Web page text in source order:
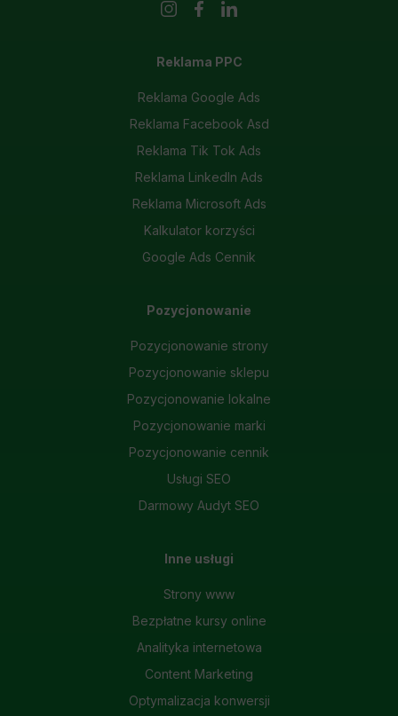
Reklama PPC
Reklama Google Ads
Reklama Facebook Asd
Reklama Tik Tok Ads
Reklama LinkedIn Ads
Reklama Microsoft Ads
Kalkulator korzyści
Google Ads Cennik
Pozycjonowanie
Pozycjonowanie strony
Pozycjonowanie sklepu
Pozycjonowanie lokalne
Pozycjonowanie marki
Pozycjonowanie cennik
Usługi SEO
Darmowy Audyt SEO
Inne usługi
Strony www
Bezpłatne kursy online
Analityka internetowa
Content Marketing
Optymalizacja konwersji